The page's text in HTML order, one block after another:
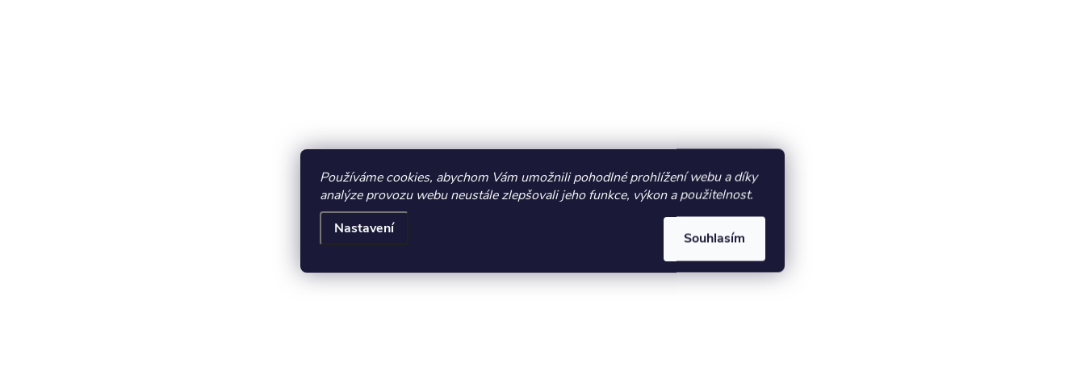
Používáme cookies, abychom Vám umožnili pohodlné prohlížení webu a díky
analýze provozu webu neustále zlepšovali jeho funkce, výkon a použitelnost.
Nastavení
Souhlasím